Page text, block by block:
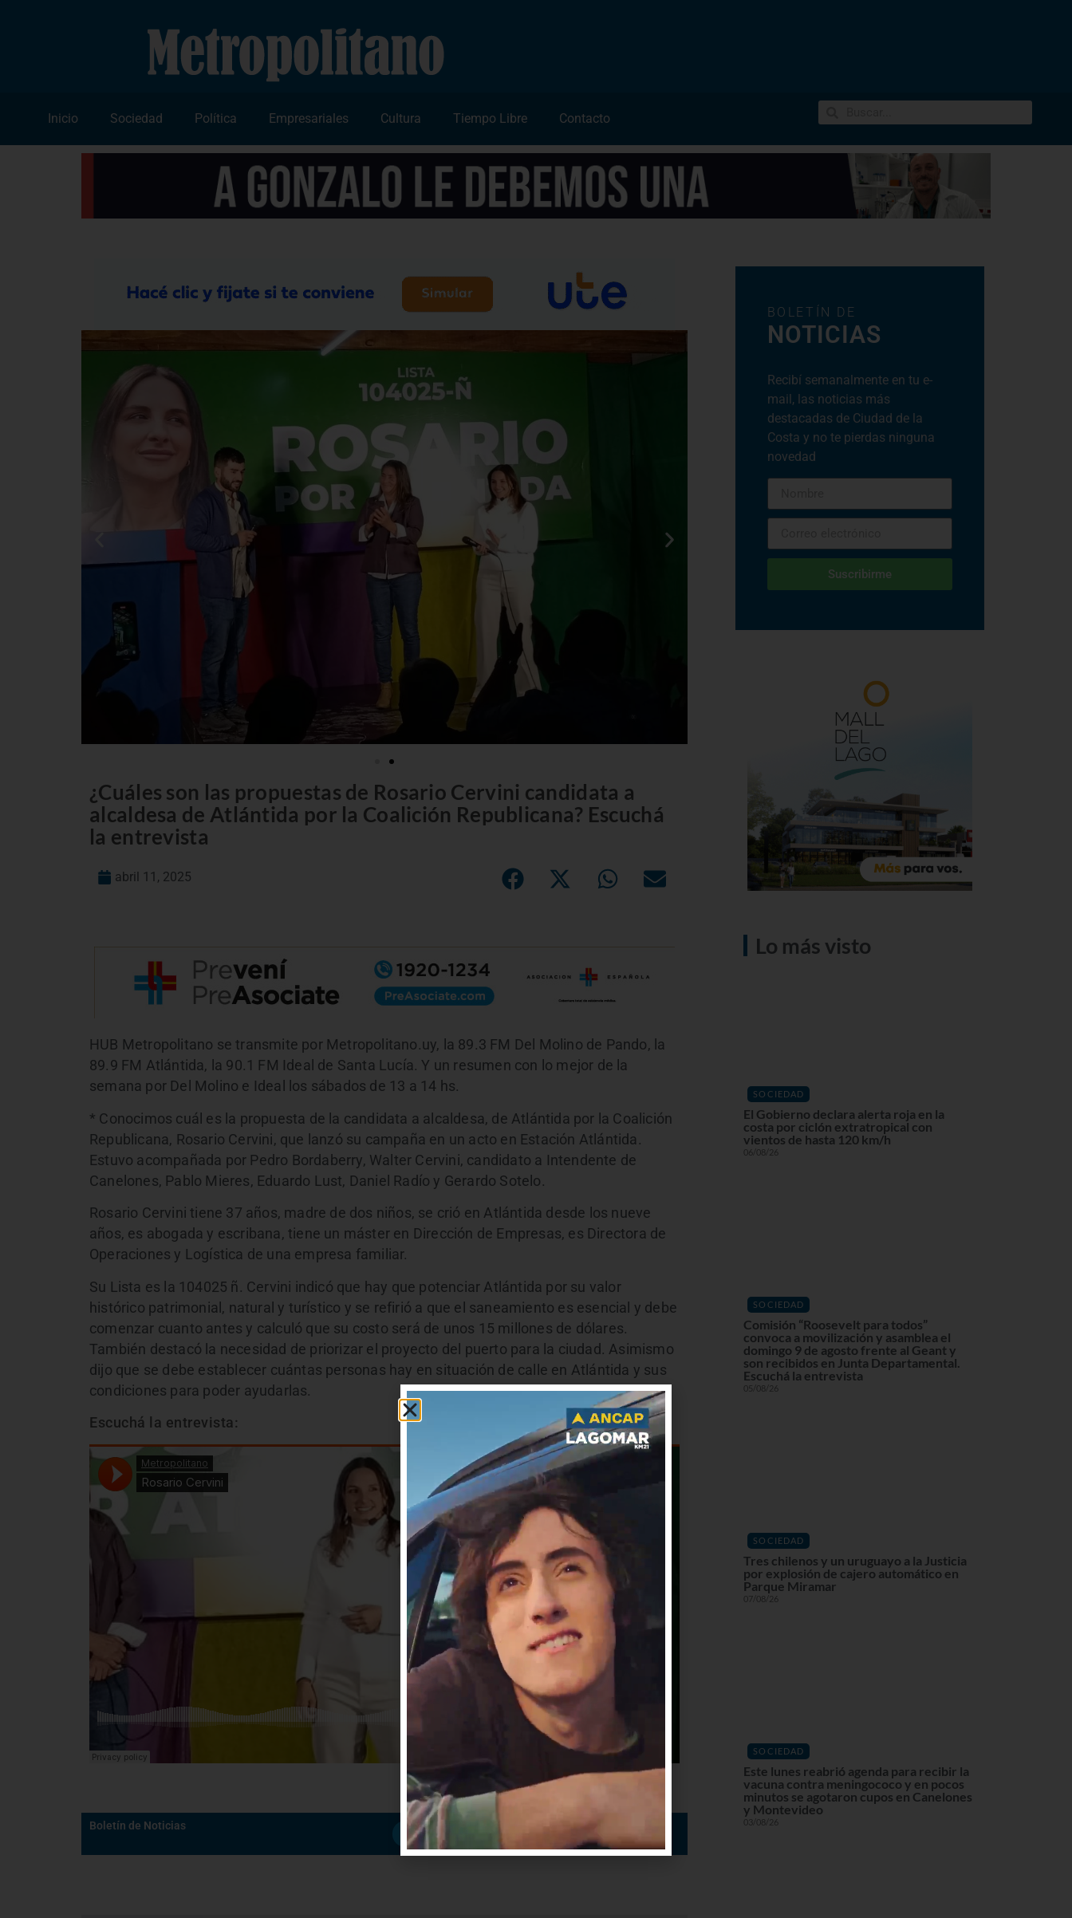
Inicio Sociedad Política Empresariales Cultura Tiempo Libre Contacto
¿Cuáles son las propuestas de Rosario Cervini candidata a
alcaldesa de Atlántida por la Coalición Republicana? Escuchá
la entrevista
abril 11, 2025
HUB Metropolitano se transmite por Metropolitano.uy, la 89.3 FM Del Molino de Pando, la
89.9 FM Atlántida, la 90.1 FM Ideal de Santa Lucía. Y un resumen con lo mejor de la
semana por Del Molino e Ideal los sábados de 13 a 14 hs.
* Conocimos cuál es la propuesta de la candidata a alcaldesa, de Atlántida por la Coalición
Republicana, Rosario Cervini, que lanzó su campaña en un acto en Estación Atlántida.
Estuvo acompañada por Pedro Bordaberry, Walter Cervini, candidato a Intendente de
Canelones, Pablo Mieres, Eduardo Lust, Daniel Radío y Gerardo Sotelo.
Rosario Cervini tiene 37 años, madre de dos niños, se crió en Atlántida desde los nueve
años, es abogada y escribana, tiene un máster en Dirección de Empresas, es Directora de
Operaciones y Logística de una empresa familiar.
Su Lista es la 104025 ñ. Cervini indicó que hay que potenciar Atlántida por su valor
histórico patrimonial, natural y turístico y se refirió a que el saneamiento es esencial y debe
comenzar cuanto antes y calculó que su costo será de unos 15 millones de dólares.
También destacó la necesidad de priorizar el proyecto del puerto para la ciudad. Asimismo
dijo que se debe establecer cuántas personas hay en situación de calle en Atlántida y sus
condiciones para poder ayudarlas.
Escuchá la entrevista:
Boletín de Noticias
Suscribirme
BOLETÍN DE
NOTICIAS
Recibí semanalmente en tu e-
mail, las noticias más
destacadas de Ciudad de la
Costa y no te pierdas ninguna
novedad
Suscribirme
Lo más visto
SOCIEDAD
El Gobierno declara alerta roja en la
costa por ciclón extratropical con
vientos de hasta 120 km/h
06/08/26
SOCIEDAD
Comisión “Roosevelt para todos”
convoca a movilización y asamblea el
domingo 9 de agosto frente al Geant y
son recibidos en Junta Departamental.
Escuchá la entrevista
05/08/26
SOCIEDAD
Tres chilenos y un uruguayo a la Justicia
por explosión de cajero automático en
Parque Miramar
07/08/26
SOCIEDAD
Este lunes reabrió agenda para recibir la
vacuna contra meningococo y en pocos
minutos se agotaron cupos en Canelones
y Montevideo
03/08/26